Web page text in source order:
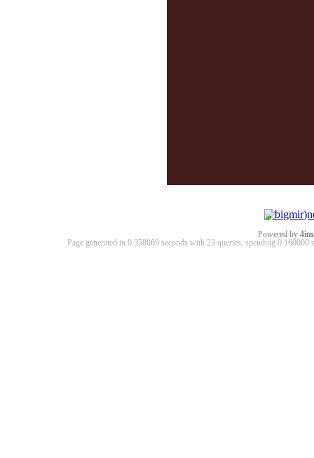
Powered by
Page generated in 0.358069 seconds with 23 queries, spending